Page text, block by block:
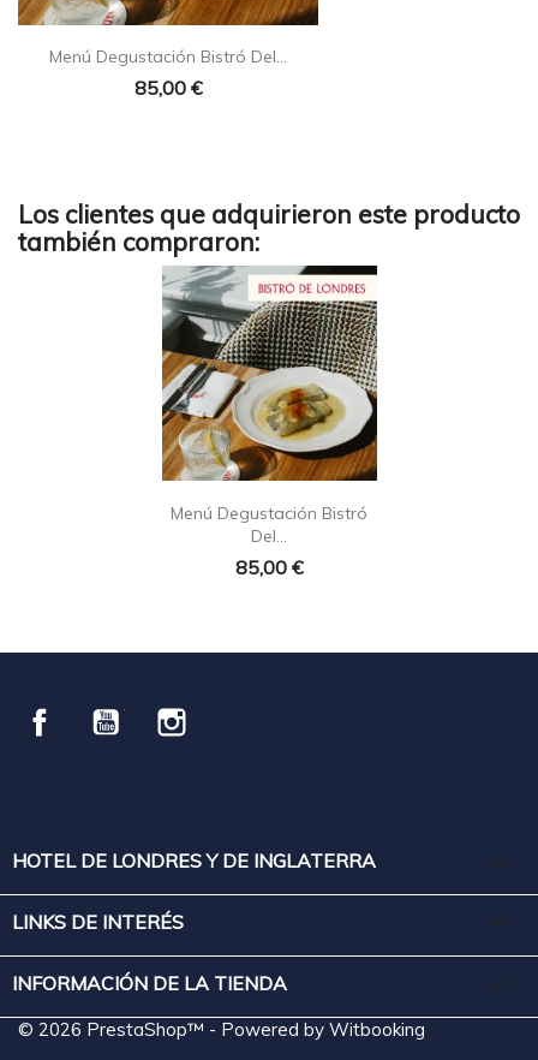
Menú Degustación Bistró Del...
85,00 €
Los clientes que adquirieron este producto
también compraron:
Menú Degustación Bistró
Del...
85,00 €
FacebookYouTube
HOTEL DE LONDRES Y DE INGLATERRA 
LINKS DE INTERÉS 
INFORMACIÓN DE LA TIENDA keyboard_arrow_down
© 2026 PrestaShop™ - Powered by Witbooking